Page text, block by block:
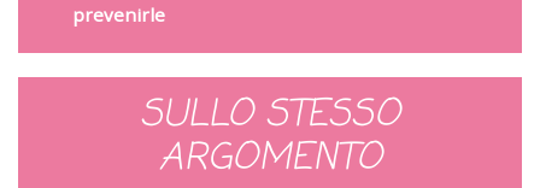
prevenirle
SULLO STESSO
ARGOMENTO